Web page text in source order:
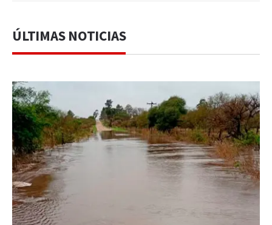
ÚLTIMAS NOTICIAS